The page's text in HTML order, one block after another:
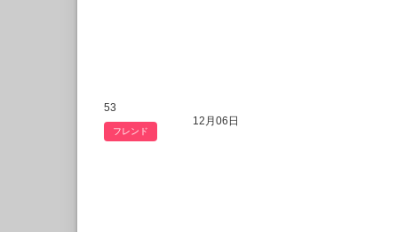
53
フレンド
12月06日